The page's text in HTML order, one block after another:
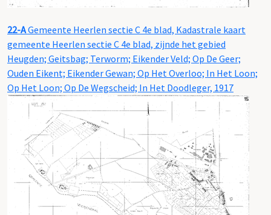
22-AGemeente Heerlen sectie C 4e blad, Kadastrale kaart
gemeente Heerlen sectie C 4e blad, zijnde het gebied
Heugden; Geitsbag; Terworm; Eikender Veld; Op De Geer;
Ouden Eikent; Eikender Gewan; Op Het Overloo; In Het Loon;
Op Het Loon; Op De Wegscheid; In Het Doodleger, 1917